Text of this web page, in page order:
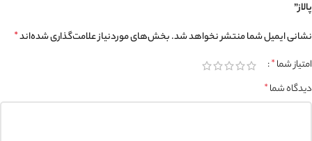
پالاز”
نشانی ایمیل شما منتشر نخواهد شد.بخش‌های موردنیاز علامت‌گذاری شده‌اند*
امتیاز شما*
دیدگاه شما*